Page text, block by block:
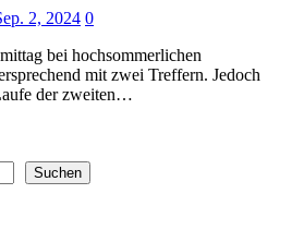
2, 2024 0
bei hochsommerlichen
mit zwei Treffern. Jedoch
der zweiten…
Suchen